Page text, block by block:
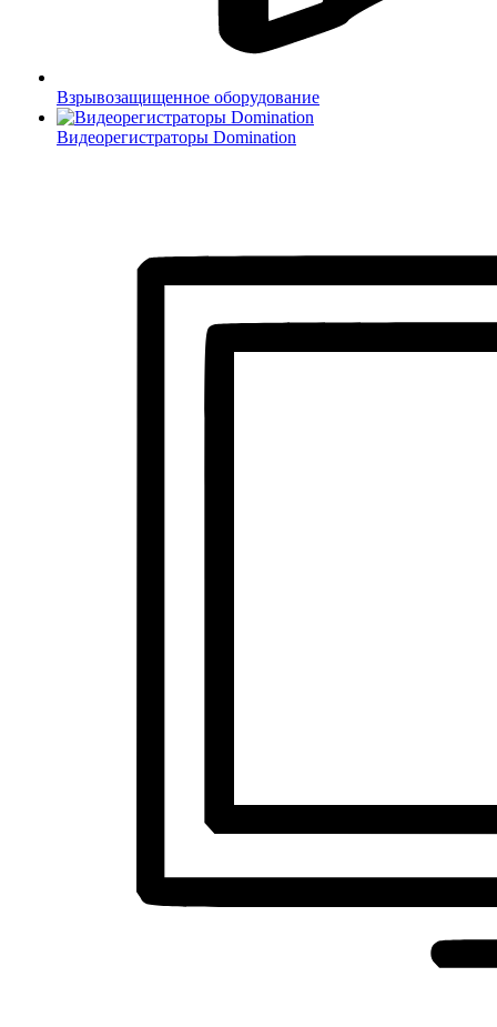
Взрывозащищенное оборудование
Видеорегистраторы Domination